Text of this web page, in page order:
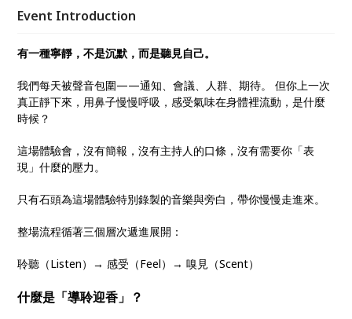
界， 再透過香氣，找到屬於自己的那一份寧靜。
Event Introduction
有一種寧靜，不是沉默，而是聽見自己。
我們每天被聲音包圍——通知、會議、人群、期待。 但你上一次
真正靜下來，用鼻子慢慢呼吸，感受氣味在身體裡流動，是什麼
時候？
這場體驗會，沒有簡報，沒有主持人的口條，沒有需要你「表
現」什麼的壓力。
只有石頭為這場體驗特別錄製的音樂與旁白，帶你慢慢走進來。
整場流程循著三個層次遞進展開：
聆聽（Listen）→ 感受（Feel）→ 嗅見（Scent）
什麼是「導聆迎香」？